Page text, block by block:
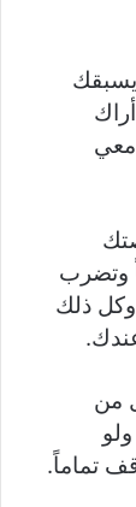
وتضرب
ذلك
من
تماماً.